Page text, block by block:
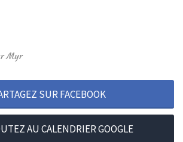
Myr
SUR FACEBOOK
AU CALENDRIER GOOGLE